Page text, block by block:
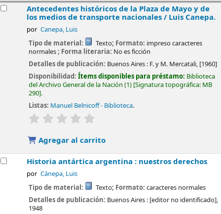
Antecedentes históricos de la Plaza de Mayo y de
los medios de transporte nacionales / Luis Canepa.
por Canepa, Luis
Tipo de material: Texto; Formato: impreso caracteres
normales; Forma literaria: No es ficción
Detalles de publicación: Buenos Aires : F. y M. Mercatali, [1960]
Disponibilidad:Ítems disponibles para préstamo: Biblioteca
del Archivo General de la Nación (1) Signatura topográfica: MB
290 .
Listas: Manuel Belnicoff - Biblioteca.
valoración
Agregar al carrito
Historia antártica argentina : nuestros derechos
por Cánepa, Luis
Tipo de material: Texto; Formato: caracteres normales
Detalles de publicación: Buenos Aires : [editor no identificado],
1948